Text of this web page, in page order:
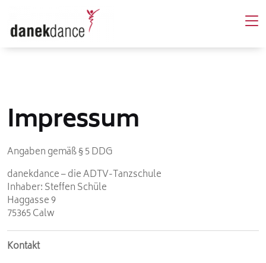
Impressum
Angaben gemäß § 5 DDG
danekdance – die ADTV-Tanzschule
Inhaber: Steffen Schüle
Haggasse 9
75365 Calw
Kontakt